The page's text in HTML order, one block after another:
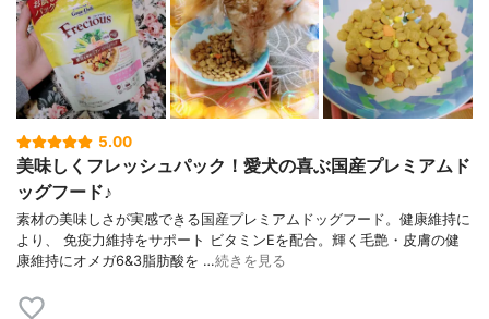
5.00
美味しくフレッシュパック！愛犬の喜ぶ国産プレミアムド
ッグフード♪
素材の美味しさが実感できる国産プレミアムドッグフード。健康維持に
より、 免疫力維持をサポート ビタミンEを配合。輝く毛艶・皮膚の健
康維持にオメガ6&3脂肪酸を …続きを見る